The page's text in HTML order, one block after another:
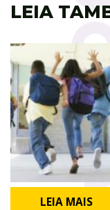
LEIA
LEIA MAIS